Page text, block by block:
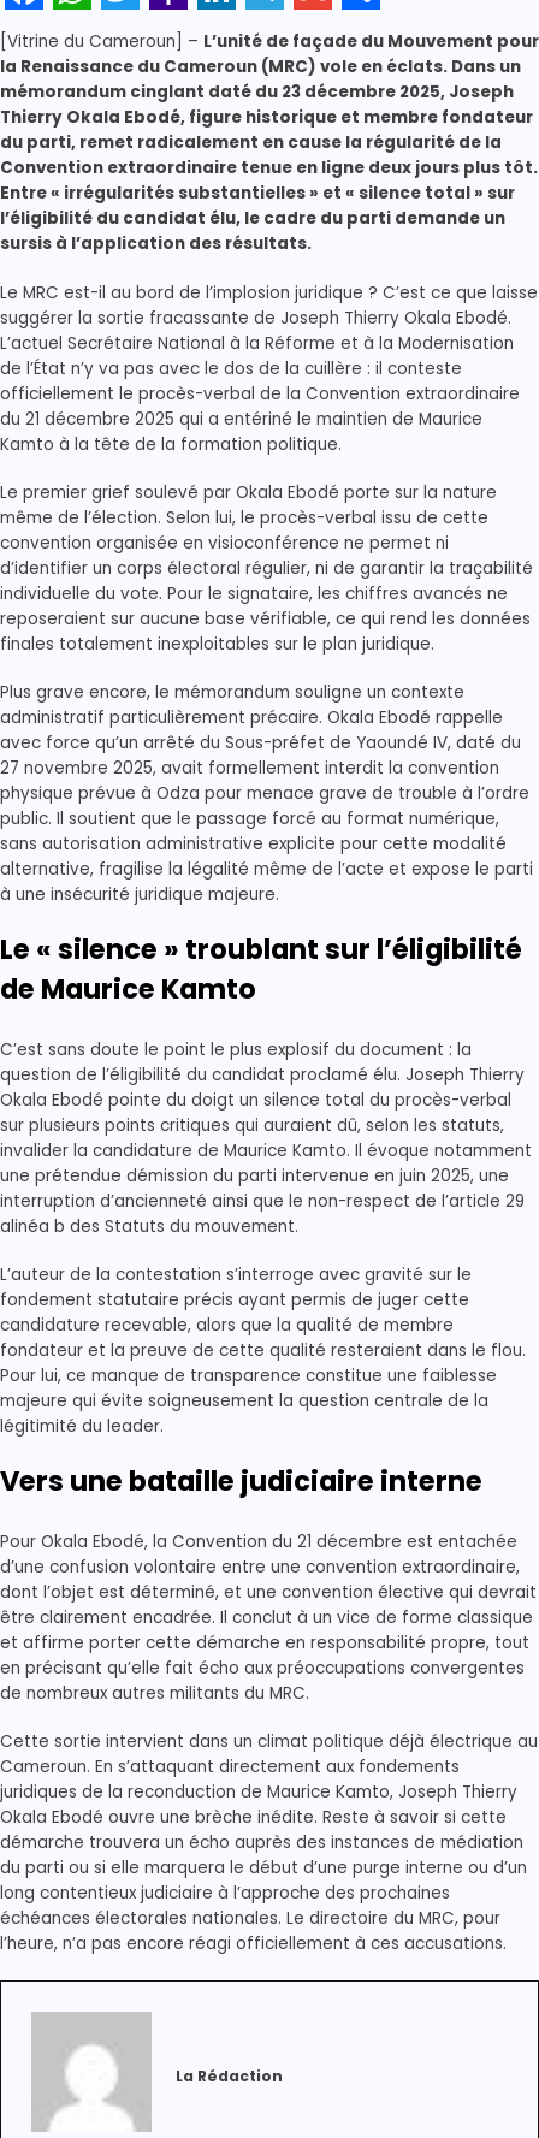
Facebook
WhatsApp
Twitter
Yahoo
Mail
LinkedIn
Telegram
Gmail
Share
[Vitrine du Cameroun] – L’unité de façade du Mouvement pour
la Renaissance du Cameroun (MRC) vole en éclats. Dans un
mémorandum cinglant daté du 23 décembre 2025, Joseph
Thierry Okala Ebodé, figure historique et membre fondateur
du parti, remet radicalement en cause la régularité de la
Convention extraordinaire tenue en ligne deux jours plus tôt.
Entre « irrégularités substantielles » et « silence total » sur
l’éligibilité du candidat élu, le cadre du parti demande un
sursis à l’application des résultats.
Le MRC est-il au bord de l’implosion juridique ? C’est ce que laisse
suggérer la sortie fracassante de Joseph Thierry Okala Ebodé.
L’actuel Secrétaire National à la Réforme et à la Modernisation
de l’État n’y va pas avec le dos de la cuillère : il conteste
officiellement le procès-verbal de la Convention extraordinaire
du 21 décembre 2025 qui a entériné le maintien de Maurice
Kamto à la tête de la formation politique.
Le premier grief soulevé par Okala Ebodé porte sur la nature
même de l’élection. Selon lui, le procès-verbal issu de cette
convention organisée en visioconférence ne permet ni
d’identifier un corps électoral régulier, ni de garantir la traçabilité
individuelle du vote. Pour le signataire, les chiffres avancés ne
reposeraient sur aucune base vérifiable, ce qui rend les données
finales totalement inexploitables sur le plan juridique.
Plus grave encore, le mémorandum souligne un contexte
administratif particulièrement précaire. Okala Ebodé rappelle
avec force qu’un arrêté du Sous-préfet de Yaoundé IV, daté du
27 novembre 2025, avait formellement interdit la convention
physique prévue à Odza pour menace grave de trouble à l’ordre
public. Il soutient que le passage forcé au format numérique,
sans autorisation administrative explicite pour cette modalité
alternative, fragilise la légalité même de l’acte et expose le parti
à une insécurité juridique majeure.
Le « silence » troublant sur l’éligibilité
de Maurice Kamto
C’est sans doute le point le plus explosif du document : la
question de l’éligibilité du candidat proclamé élu. Joseph Thierry
Okala Ebodé pointe du doigt un silence total du procès-verbal
sur plusieurs points critiques qui auraient dû, selon les statuts,
invalider la candidature de Maurice Kamto. Il évoque notamment
une prétendue démission du parti intervenue en juin 2025, une
interruption d’ancienneté ainsi que le non-respect de l’article 29
alinéa b des Statuts du mouvement.
L’auteur de la contestation s’interroge avec gravité sur le
fondement statutaire précis ayant permis de juger cette
candidature recevable, alors que la qualité de membre
fondateur et la preuve de cette qualité resteraient dans le flou.
Pour lui, ce manque de transparence constitue une faiblesse
majeure qui évite soigneusement la question centrale de la
légitimité du leader.
Vers une bataille judiciaire interne
Pour Okala Ebodé, la Convention du 21 décembre est entachée
d’une confusion volontaire entre une convention extraordinaire,
dont l’objet est déterminé, et une convention élective qui devrait
être clairement encadrée. Il conclut à un vice de forme classique
et affirme porter cette démarche en responsabilité propre, tout
en précisant qu’elle fait écho aux préoccupations convergentes
de nombreux autres militants du MRC.
Cette sortie intervient dans un climat politique déjà électrique au
Cameroun. En s’attaquant directement aux fondements
juridiques de la reconduction de Maurice Kamto, Joseph Thierry
Okala Ebodé ouvre une brèche inédite. Reste à savoir si cette
démarche trouvera un écho auprès des instances de médiation
du parti ou si elle marquera le début d’une purge interne ou d’un
long contentieux judiciaire à l’approche des prochaines
échéances électorales nationales. Le directoire du MRC, pour
l’heure, n’a pas encore réagi officiellement à ces accusations.
La Rédaction